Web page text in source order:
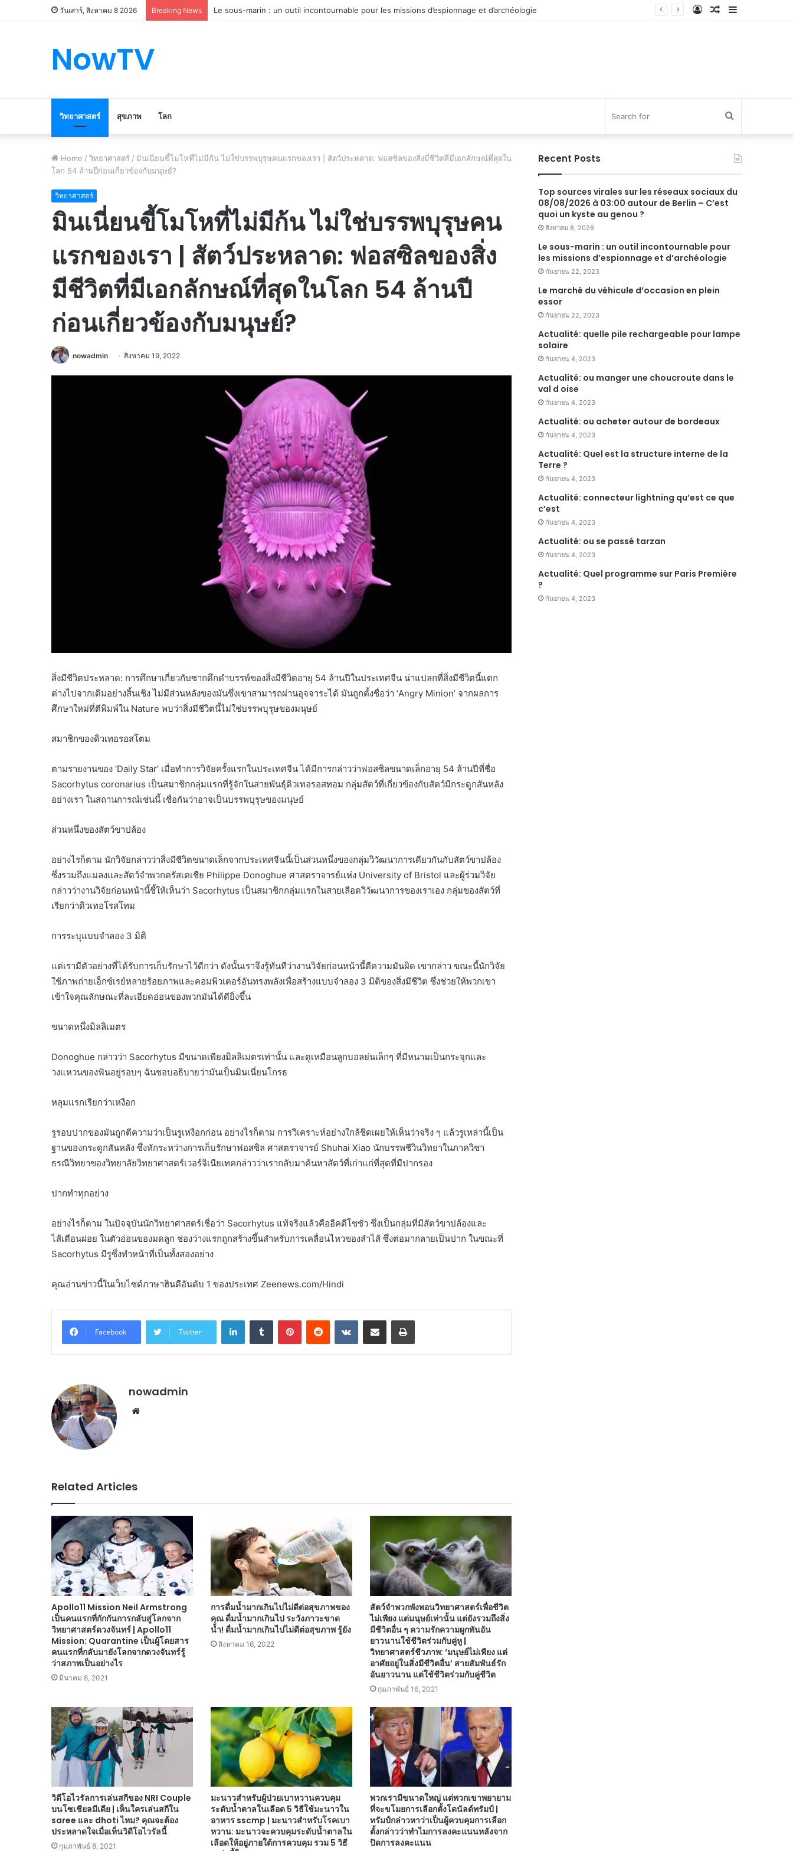
วันเสาร์, สิงหาคม 8 2026 Breaking News Le marché du véhicule d’occasion en plein essor Sidebar
Random
Log
NowTV
วิทยาศาสตร์ สุขภาพ โลก
Home / วิทยาศาสตร์ / มินเนี่ยนขี้โมโหที่ไม่มีก้น ไม่ใช่บรรพบุรุษคนแรกของเรา | สัตว์ประหลาด: ฟอสซิลของสิ่งมีชีวิตที่มีเอกลักษณ์ที่สุดใน
โลก 54 ล้านปีก่อนเกี่ยวข้องกับมนุษย์?
วิทยาศาสตร์
มินเนี่ยนขี้โมโหที่ไม่มีก้น ไม่ใช่บรรพบุรุษคน
แรกของเรา | สัตว์ประหลาด: ฟอสซิลของสิ่ง
มีชีวิตที่มีเอกลักษณ์ที่สุดในโลก 54 ล้านปี
ก่อนเกี่ยวข้องกับมนุษย์?
nowadmin สิงหาคม 19, 2022
สิ่งมีชีวิตประหลาด: การศึกษาเกี่ยวกับซากดึกดำบรรพ์ของสิ่งมีชีวิตอายุ 54 ล้านปีในประเทศจีน น่าแปลกที่สิ่งมีชีวิตนี้แตก
ต่างไปจากเดิมอย่างสิ้นเชิง ไม่มีส่วนหลังของมันซึ่งเขาสามารถผ่านอุจจาระได้ มันถูกตั้งชื่อว่า ‘Angry Minion’ จากผลการ
ศึกษาใหม่ที่ตีพิมพ์ใน Nature พบว่าสิ่งมีชีวิตนี้ไม่ใช่บรรพบุรุษของมนุษย์
สมาชิกของดิวเทอรอสโตม
ตามรายงานของ ‘Daily Star’ เมื่อทำการวิจัยครั้งแรกในประเทศจีน ได้มีการกล่าวว่าฟอสซิลขนาดเล็กอายุ 54 ล้านปีที่ชื่อ
Sacorhytus coronarius เป็นสมาชิกกลุ่มแรกที่รู้จักในสายพันธุ์ดิวเทอรอสทอม กลุ่มสัตว์ที่เกี่ยวข้องกับสัตว์มีกระดูกสันหลัง
อย่างเรา ในสถานการณ์เช่นนี้ เชื่อกันว่าอาจเป็นบรรพบุรุษของมนุษย์
ส่วนหนึ่งของสัตว์ขาปล้อง
อย่างไรก็ตาม นักวิจัยกล่าวว่าสิ่งมีชีวิตขนาดเล็กจากประเทศจีนนี้เป็นส่วนหนึ่งของกลุ่มวิวัฒนาการเดียวกันกับสัตว์ขาปล้อง
ซึ่งรวมถึงแมลงและสัตว์จำพวกครัสเตเชีย Philippe Donoghue ศาสตราจารย์แห่ง University of Bristol และผู้ร่วมวิจัย
กล่าวว่างานวิจัยก่อนหน้านี้ชี้ให้เห็นว่า Sacorhytus เป็นสมาชิกกลุ่มแรกในสายเลือดวิวัฒนาการของเราเอง กลุ่มของสัตว์ที่
เรียกว่าดิวเทอโรสโทม
การระบุแบบจำลอง 3 มิติ
แต่เรามีตัวอย่างที่ได้รับการเก็บรักษาไว้ดีกว่า ดังนั้นเราจึงรู้ทันทีว่างานวิจัยก่อนหน้านี้ตีความมันผิด เขากล่าว ขณะนี้นักวิจัย
ใช้ภาพถ่ายเอ็กซ์เรย์หลายร้อยภาพและคอมพิวเตอร์อันทรงพลังเพื่อสร้างแบบจำลอง 3 มิติของสิ่งมีชีวิต ซึ่งช่วยให้พวกเขา
เข้าใจคุณลักษณะที่ละเอียดอ่อนของพวกมันได้ดียิ่งขึ้น
ขนาดหนึ่งมิลลิเมตร
Donoghue กล่าวว่า Sacorhytus มีขนาดเพียงมิลลิเมตรเท่านั้น และดูเหมือนลูกบอลย่นเล็กๆ ที่มีหนามเป็นกระจุกและ
วงแหวนของฟันอยู่รอบๆ ฉันชอบอธิบายว่ามันเป็นมินเนี่ยนโกรธ
หลุมแรกเรียกว่าเหงือก
รูรอบปากของมันถูกตีความว่าเป็นรูเหงือกก่อน อย่างไรก็ตาม การวิเคราะห์อย่างใกล้ชิดเผยให้เห็นว่าจริง ๆ แล้วรูเหล่านี้เป็น
ฐานของกระดูกสันหลัง ซึ่งหักระหว่างการเก็บรักษาฟอสซิล ศาสตราจารย์ Shuhai Xiao นักบรรพชีวินวิทยาในภาควิชา
ธรณีวิทยาของวิทยาลัยวิทยาศาสตร์เวอร์จิเนียเทคกล่าวว่าเรากลับมาค้นหาสัตว์ที่เก่าแก่ที่สุดที่มีปากรอง
ปากทำทุกอย่าง
อย่างไรก็ตาม ในปัจจุบันนักวิทยาศาสตร์เชื่อว่า Sacorhytus แท้จริงแล้วคืออีคดีโซซัว ซึ่งเป็นกลุ่มที่มีสัตว์ขาปล้องและ
ไส้เดือนฝอย ในตัวอ่อนของมดลูก ช่องว่างแรกถูกสร้างขึ้นสำหรับการเคลื่อนไหวของลำไส้ ซึ่งต่อมากลายเป็นปาก ในขณะที่
Sacorhytus มีรูซึ่งทำหน้าที่เป็นทั้งสองอย่าง
คุณอ่านข่าวนี้ในเว็บไซต์ภาษาฮินดีอันดับ 1 ของประเทศ Zeenews.com/Hindi
Facebook Twitter
LinkedInTumblr PinterestReddit VKontakteShare via Email Print
nowadmin
Website
Related Articles
Apollo11 ​​Mission Neil Armstrong
เป็นคนแรกที่กักกันการกลับสู่โลกจาก
วิทยาศาสตร์ดวงจันทร์ | Apollo11 ​​
Mission: Quarantine เป็นผู้โดยสาร
คนแรกที่กลับมายังโลกจากดวงจันทร์รู้
ว่าสภาพเป็นอย่างไร
มีนาคม 8, 2021
การดื่มน้ำมากเกินไปไม่ดีต่อสุขภาพของ
คุณ ดื่มน้ำมากเกินไป ระวังภาวะขาด
น้ำ! ดื่มน้ำมากเกินไปไม่ดีต่อสุขภาพ รู้ยัง
สิงหาคม 16, 2022
สัตว์จำพวกพังพอนวิทยาศาสตร์เพื่อชีวิต
ไม่เพียง แต่มนุษย์เท่านั้น แต่ยังรวมถึงสิ่ง
มีชีวิตอื่น ๆ ความรักความผูกพันอัน
ยาวนานใช้ชีวิตร่วมกับคู่หู |
วิทยาศาสตร์ชีวภาพ: ‘มนุษย์ไม่เพียง แต่
อาศัยอยู่ในสิ่งมีชีวิตอื่น’ สายสัมพันธ์รัก
อันยาวนาน แต่ใช้ชีวิตร่วมกับคู่ชีวิต
กุมภาพันธ์ 16, 2021
วิดีโอไวรัลการเล่นสกีของ NRI Couple
บนโซเชียลมีเดีย | เห็นใครเล่นสกีใน
saree และ dhoti ไหม? คุณจะต้อง
ประหลาดใจเมื่อเห็นวิดีโอไวรัลนี้
กุมภาพันธ์ 8, 2021
มะนาวสำหรับผู้ป่วยเบาหวานควบคุม
ระดับน้ำตาลในเลือด 5 วิธีใช้มะนาวใน
อาหาร sscmp | มะนาวสำหรับโรคเบา
หวาน: มะนาวจะควบคุมระดับน้ำตาลใน
เลือดให้อยู่ภายใต้การควบคุม รวม 5 วิธี
พวกเรามีขนาดใหญ่ แต่พวกเขาพยายาม
ที่จะขโมยการเลือกตั้งโดนัลด์ทรัมป์ |
ทรัมป์กล่าวหาว่าเป็นผู้ควบคุมการเลือก
ตั้งกล่าวว่าทำไมการลงคะแนนหลังจาก
ปิดการลงคะแนน
Recent Posts
Top sources virales sur les réseaux sociaux du
08/08/2026 à 03:00 autour de Berlin – C’est
quoi un kyste au genou ?
สิงหาคม 8, 2026
Le sous-marin : un outil incontournable pour
les missions d’espionnage et d’archéologie
กันยายน 22, 2023
Le marché du véhicule d’occasion en plein
essor
กันยายน 22, 2023
Actualité: quelle pile rechargeable pour lampe
solaire
กันยายน 4, 2023
Actualité: ou manger une choucroute dans le
val d oise
กันยายน 4, 2023
Actualité: ou acheter autour de bordeaux
กันยายน 4, 2023
Actualité: Quel est la structure interne de la
Terre ?
กันยายน 4, 2023
Actualité: connecteur lightning qu’est ce que
c’est
กันยายน 4, 2023
Actualité: ou se passé tarzan
กันยายน 4, 2023
Actualité: Quel programme sur Paris Première
?
กันยายน 4, 2023